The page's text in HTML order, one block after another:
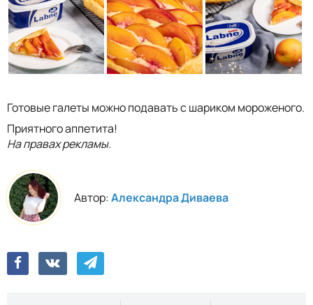
Готовые галеты можно подавать с шариком мороженого.
Приятного аппетита!
На правах рекламы.
Автор:Александра Диваева